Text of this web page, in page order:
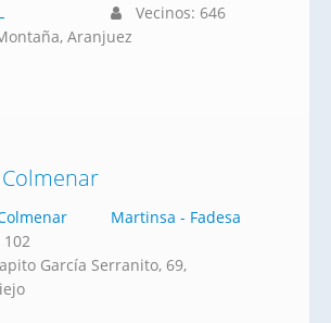
Vecinos: 646
Aranjuez
Martinsa - Fadesa
102
García Serranito, 69,